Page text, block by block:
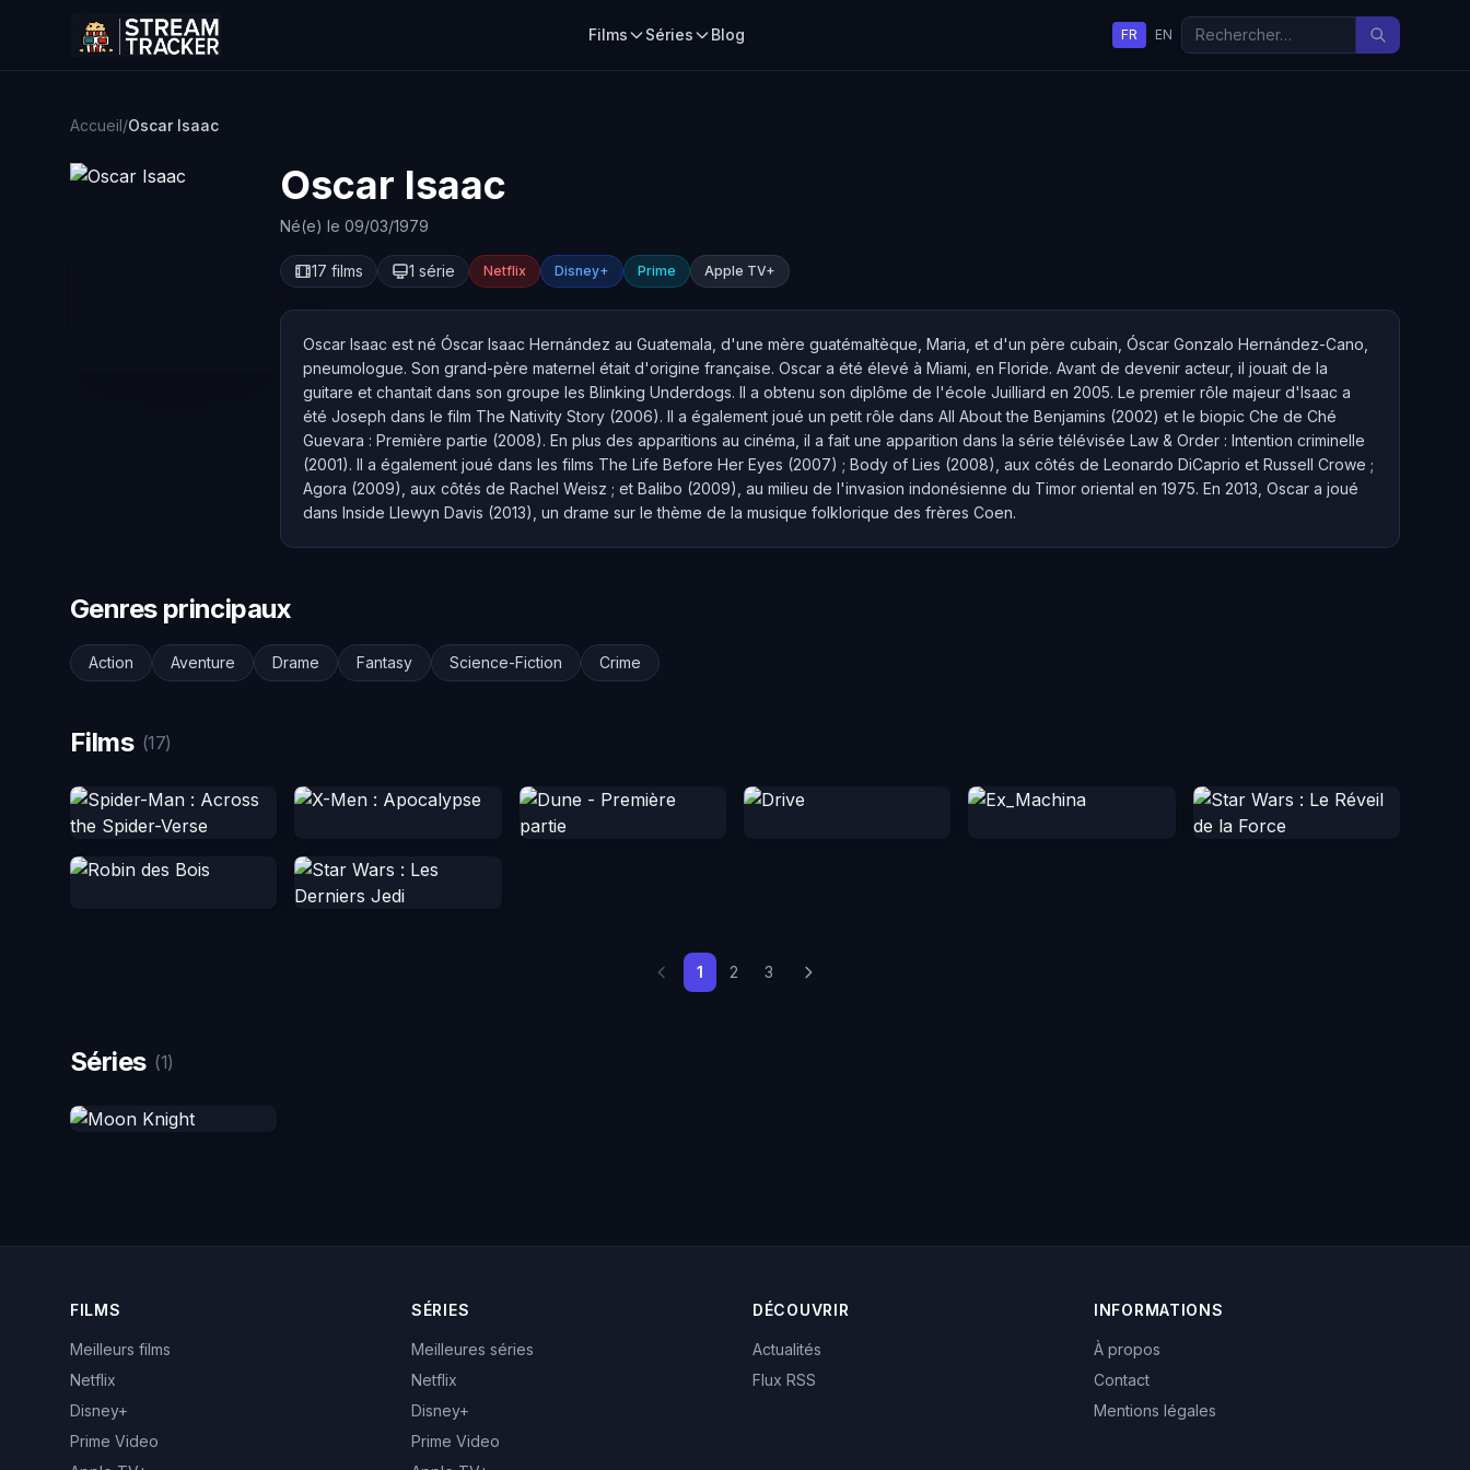
Films Séries Blog FR EN
Accueil/Oscar Isaac
Oscar Isaac
Né(e) le 09/03/1979
17 films 1 série Netflix Disney+ Prime Apple TV+
Oscar Isaac est né Óscar Isaac Hernández au Guatemala, d'une mère guatémaltèque, Maria, et d'un père cubain, Óscar Gonzalo Hernández-Cano,
pneumologue. Son grand-père maternel était d'origine française. Oscar a été élevé à Miami, en Floride. Avant de devenir acteur, il jouait de la
guitare et chantait dans son groupe les Blinking Underdogs. Il a obtenu son diplôme de l'école Juilliard en 2005. Le premier rôle majeur d'Isaac a
été Joseph dans le film The Nativity Story (2006). Il a également joué un petit rôle dans All About the Benjamins (2002) et le biopic Che de Ché
Guevara : Première partie (2008). En plus des apparitions au cinéma, il a fait une apparition dans la série télévisée Law & Order : Intention criminelle
(2001). Il a également joué dans les films The Life Before Her Eyes (2007) ; Body of Lies (2008), aux côtés de Leonardo DiCaprio et Russell Crowe ;
Agora (2009), aux côtés de Rachel Weisz ; et Balibo (2009), au milieu de l'invasion indonésienne du Timor oriental en 1975. En 2013, Oscar a joué
dans Inside Llewyn Davis (2013), un drame sur le thème de la musique folklorique des frères Coen.
Genres principaux
Action Aventure Drame Fantasy Science-Fiction Crime
Films (17)
1 2 3
Séries (1)
FILMS
Meilleurs films
Netflix
Disney+
Prime Video
SÉRIES
Meilleures séries
Netflix
Disney+
Prime Video
DÉCOUVRIR
Actualités
Flux RSS
INFORMATIONS
À propos
Contact
Mentions légales